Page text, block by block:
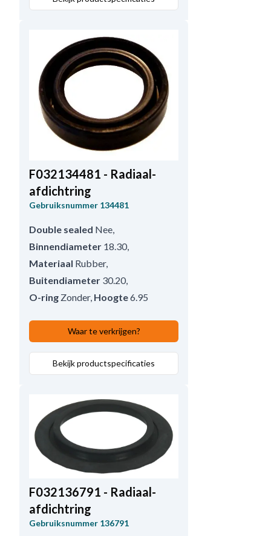
F032134481 - Radiaal-
afdichtring
Gebruiksnummer 134481
Double sealed Nee,
Binnendiameter 18.30,
Materiaal Rubber,
Buitendiameter 30.20,
O-ring Zonder, Hoogte6.95
Waar te verkrijgen?
Bekijk productspecificaties
F032136791 - Radiaal-
afdichtring
Gebruiksnummer 136791